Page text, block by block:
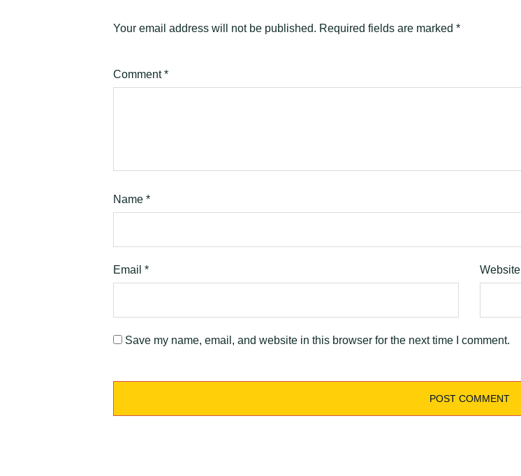
Your email address will not be published. Required fields are marked *
Comment*
Name *
Email * Website
Save my name, email, and website in this browser for the next time I comment.